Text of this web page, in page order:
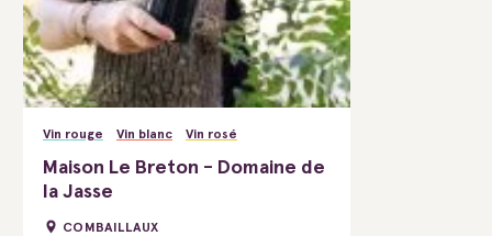
Vin rouge Vin blanc Vin rosé
Maison Le Breton - Domaine de
la Jasse
COMBAILLAUX